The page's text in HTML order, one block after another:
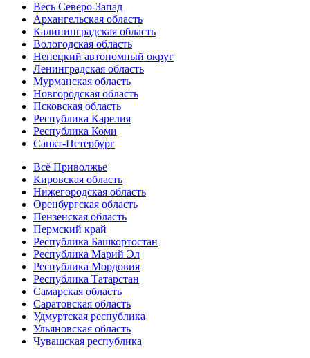
Весь Северо-Запад
Архангельская область
Калининградская область
Вологодская область
Ненецкий автономный округ
Ленинградская область
Мурманская область
Новгородская область
Псковская область
Республика Карелия
Республика Коми
Санкт-Петербург
Всё Приволжье
Кировская область
Нижегородская область
Оренбургская область
Пензенская область
Пермский край
Республика Башкортостан
Республика Марий Эл
Республика Мордовия
Республика Татарстан
Самарская область
Саратовская область
Удмуртская республика
Ульяновская область
Чувашская республика